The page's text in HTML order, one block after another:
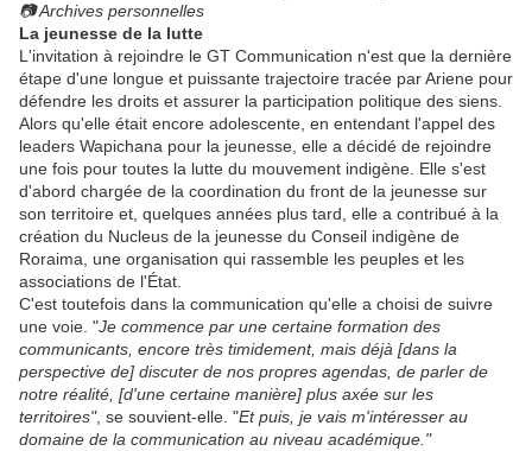
📷 Archives personnelles
La jeunesse de la lutte
L'invitation à rejoindre le GT Communication n'est que la dernière
étape d'une longue et puissante trajectoire tracée par Ariene pour
défendre les droits et assurer la participation politique des siens.
Alors qu'elle était encore adolescente, en entendant l'appel des
leaders Wapichana pour la jeunesse, elle a décidé de rejoindre
une fois pour toutes la lutte du mouvement indigène. Elle s'est
d'abord chargée de la coordination du front de la jeunesse sur
son territoire et, quelques années plus tard, elle a contribué à la
création du Nucleus de la jeunesse du Conseil indigène de
Roraima, une organisation qui rassemble les peuples et les
associations de l'État.
C'est toutefois dans la communication qu'elle a choisi de suivre
une voie. "Je commence par une certaine formation des
communicants, encore très timidement, mais déjà [dans la
perspective de] discuter de nos propres agendas, de parler de
notre réalité, [d'une certaine manière] plus axée sur les
territoires", se souvient-elle. "Et puis, je vais m'intéresser au
domaine de la communication au niveau académique."